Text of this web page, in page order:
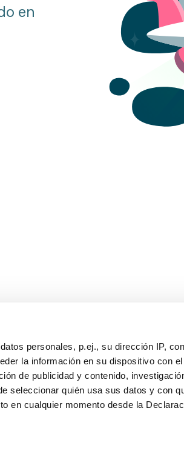
personales, p.ej., su dirección IP, con
la información en su dispositivo con
de publicidad y contenido,
seleccionar quién usa sus datos y con
en cualquier momento desde la
en